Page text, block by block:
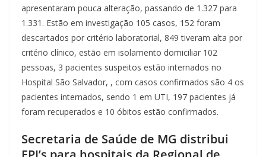
apresentaram pouca alteração, passando de 1.327 para
1.331. Estão em investigação 105 casos, 152 foram
descartados por critério laboratorial, 849 tiveram alta por
critério clínico, estão em isolamento domiciliar 102
pessoas, 3 pacientes suspeitos estão internados no
Hospital São Salvador, , com casos confirmados são 4 os
pacientes internados, sendo 1 em UTI, 197 pacientes já
foram recuperados e 10 óbitos estão confirmados.
Secretaria de Saúde de MG distribui